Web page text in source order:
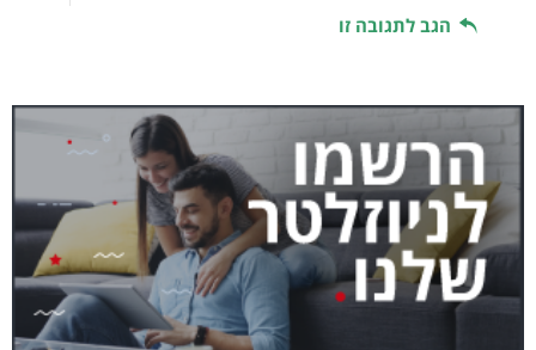
הגב לתגובה זו